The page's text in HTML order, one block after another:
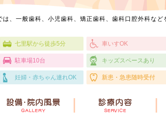
、一般歯科、小児歯科、矯正歯科、歯科口腔外科な
七里駅から徒歩5分 車いすOK
駐車場10台 キッズスペースあり
妊婦・赤ちゃん連れOK 新患・急患随時受付
設